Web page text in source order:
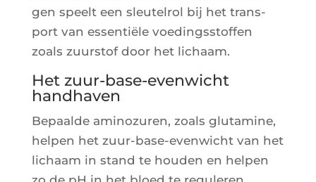
gen speelt een sleu­tel­rol bij het trans­
port van essen­tiële voe­ding­ss­tof­fen
zoals zuurs­tof door het lichaam.
Het zuur-base-evenwicht
handhaven
Bepaalde ami­no­zu­ren, zoals glu­ta­mine,
hel­pen het zuur-base-even­wicht van het
lichaam in stand te hou­den en hel­pen